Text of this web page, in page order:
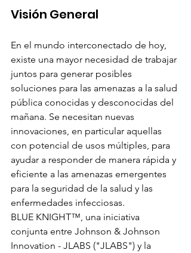
Visión General
En el mundo interconectado de hoy,
existe una mayor necesidad de trabajar
juntos para generar posibles
soluciones para las amenazas a la salud
pública conocidas y desconocidas del
mañana. Se necesitan nuevas
innovaciones, en particular aquellas
con potencial de usos múltiples, para
ayudar a responder de manera rápida y
eficiente a las amenazas emergentes
para la seguridad de la salud y las
enfermedades infecciosas.
BLUE KNIGHT™, una iniciativa
conjunta entre Johnson & Johnson
Innovation - JLABS ("JLABS") y la